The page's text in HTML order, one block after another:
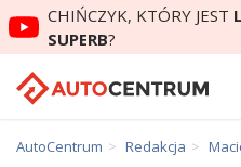
CHIŃCZYK, KTÓRY JEST
SUPERB?
AutoCentrum Redakcja